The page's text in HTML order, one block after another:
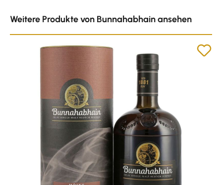
Weitere Produkte von Bunnahabhain ansehen